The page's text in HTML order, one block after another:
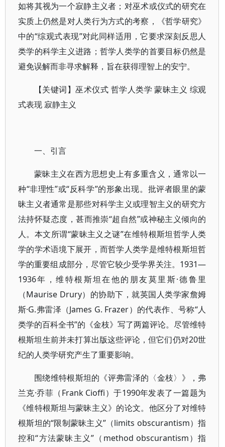
如将其视为一个寂静主义者；对巫术或仪式的研究在
实质上仍然是对人类行为方式的考察，《哲学研究》
中的“综观式表现”对此同样适用，它要求深刻反思人
类学的科学主义进路；哲学人类学的首要目标仍然是
避免误解而非寻求解释，旨在获得理智上的安宁。
【关键词】巫术仪式 哲学人类学 蒙昧主义 综观
式表现 寂静主义
一、引言
蒙昧主义在西方思想史上有多重含义，通常以一
种“非理性”或“反科学”的形象出现。批评者眼里的蒙
昧主义者通常是那些对科学主义或理智主义的研究方
法持怀疑态度，甚而推崇“超自然”或神秘主义倾向的
人。本文所谓“蒙昧主义之谜”在维特根斯坦哲学人类
学的学术语境下展开，而哲学人类学是维特根斯坦哲
学的重要组成部分，尽管它较少受学界关注。1931—
1936年，维特根斯坦在他的朋友莫里斯·德鲁里
（Maurise Drury）的协助下，就英国人类学家詹姆
斯·G.弗雷泽（James G. Frazer）的代表作、号称“人
类学的百科全书”的《金枝》写了两篇评论。尽管维特
根斯坦生前并未打算出版这些评论，但它们仍对20世
纪的人类学研究产生了重要影响。
围绕维特根斯坦的《评弗雷泽的〈金枝〉》，弗
兰克·乔菲（Frank Cioffi）于1990年发表了一篇题为
《维特根斯坦与蒙昧主义》的论文。他区分了对维特
根斯坦的“限制蒙昧主义”（limits obscurantism）指
控和“方法蒙昧主义”（method obscurantism）指